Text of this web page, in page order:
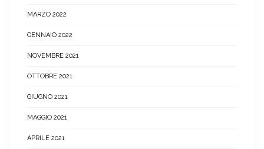
MARZO 2022
GENNAIO 2022
NOVEMBRE 2021
OTTOBRE 2021
GIUGNO 2021
MAGGIO 2021
APRILE 2021